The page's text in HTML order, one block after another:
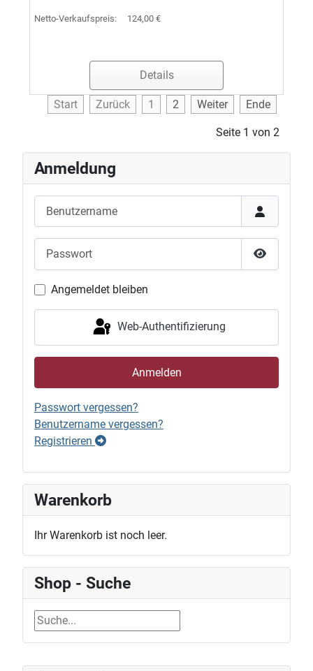
Netto-Verkaufspreis: 124,00 €
Details
Start Zurück 1 2 Weiter Ende
Seite 1 von 2
Anmeldung
Passwort
Angemeldet bleiben
Web-Authentifizierung
Anmelden
Passwort vergessen?
Benutzername vergessen?
Registrieren
Warenkorb
Ihr Warenkorb ist noch leer.
Shop - Suche